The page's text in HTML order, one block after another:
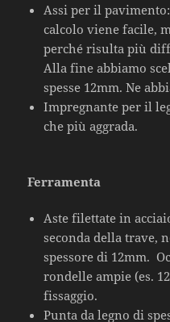
Assi per il
calcolo viene facile,
perché risulta più
Alla fine abbiamo
spesse 12mm. Ne
Impregnante per il
che più aggrada.
Ferramenta
Aste filettate in
seconda della trave,
spessore di 12mm.
rondelle ampie (es.
fissaggio.
Punta da legno di